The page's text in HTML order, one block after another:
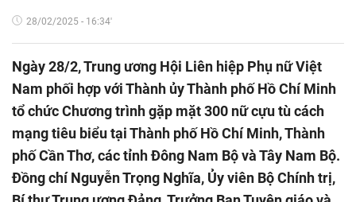
28/02/2025 - 16:34'
Ngày 28/2, Trung ương Hội Liên hiệp Phụ nữ Việt
Nam phối hợp với Thành ủy Thành phố Hồ Chí Minh
tổ chức Chương trình gặp mặt 300 nữ cựu tù cách
mạng tiêu biểu tại Thành phố Hồ Chí Minh, Thành
phố Cần Thơ, các tỉnh Đông Nam Bộ và Tây Nam Bộ.
Đồng chí Nguyễn Trọng Nghĩa, Ủy viên Bộ Chính trị,